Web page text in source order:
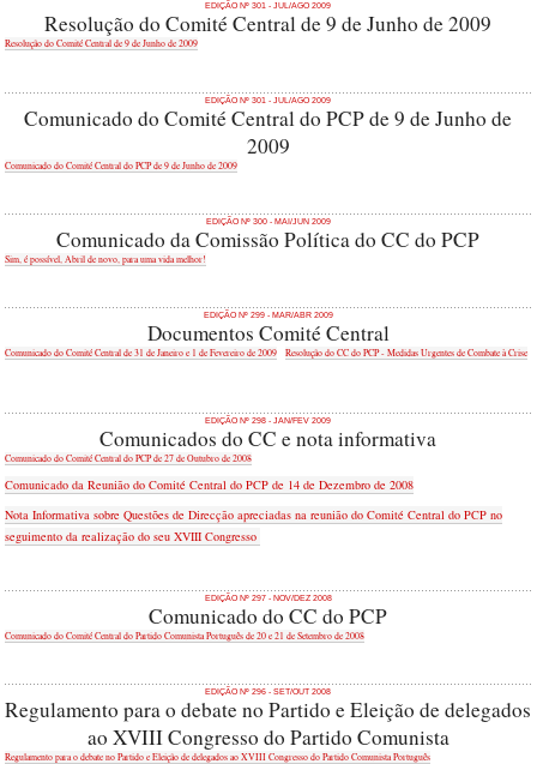
EDIÇÃO Nº 301 - JUL/AGO 2009
Resolução do Comité Central de 9 de Junho de 2009
Resolução do Comité Central de 9 de Junho de 2009
EDIÇÃO Nº 301 - JUL/AGO 2009
Comunicado do Comité Central do PCP de 9 de Junho de
2009
Comunicado do Comité Central do PCP de 9 de Junho de 2009
EDIÇÃO Nº 300 - MAI/JUN 2009
Comunicado da Comissão Política do CC do PCP
Sim, é possível, Abril de novo, para uma vida melhor!
EDIÇÃO Nº 299 - MAR/ABR 2009
Documentos Comité Central
Comunicado do Comité Central de 31 de Janeiro e 1 de Fevereiro de 2009 Resolução do CC do PCP - Medidas Urgentes de Combate à Crise
EDIÇÃO Nº 298 - JAN/FEV 2009
Comunicados do CC e nota informativa
Comunicado do Comité Central do PCP de 27 de Outubro de 2008
Comunicado da Reunião do Comité Central do PCP de 14 de Dezembro de 2008
Nota Informativa sobre Questões de Direcção apreciadas na reunião do Comité Central do PCP no
seguimento da realização do seu XVIII Congresso
EDIÇÃO Nº 297 - NOV/DEZ 2008
Comunicado do CC do PCP
Comunicado do Comité Central do Partido Comunista Português de 20 e 21 de Setembro de 2008
EDIÇÃO Nº 296 - SET/OUT 2008
Regulamento para o debate no Partido e Eleição de delegados
ao XVIII Congresso do Partido Comunista
Regulamento para o debate no Partido e Eleição de delegados ao XVIII Congresso do Partido Comunista Português